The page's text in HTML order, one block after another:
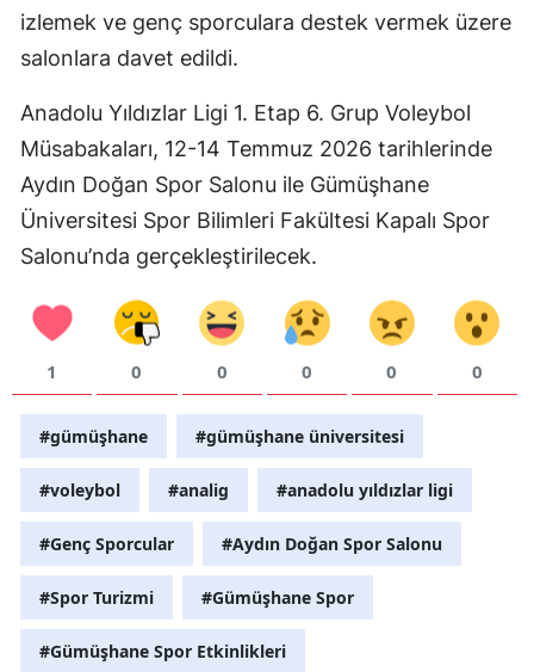
Yalova
Kilis
Osmaniye
Düzce
izlemek ve genç sporculara destek vermek üzere
salonlara davet edildi.
Anadolu Yıldızlar Ligi 1. Etap 6. Grup Voleybol
Müsabakaları, 12-14 Temmuz 2026 tarihlerinde
Aydın Doğan Spor Salonu ile Gümüşhane
Üniversitesi Spor Bilimleri Fakültesi Kapalı Spor
Salonu’nda gerçekleştirilecek.
1 0 0 0 0 0
#gümüşhane #gümüşhane üniversitesi
#voleybol #analig #anadolu yıldızlar ligi
#Genç Sporcular #Aydın Doğan Spor Salonu
#Spor Turizmi #Gümüşhane Spor
#Gümüşhane Spor Etkinlikleri